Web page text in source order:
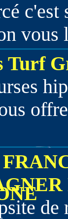
c'est
vous
Turf
de